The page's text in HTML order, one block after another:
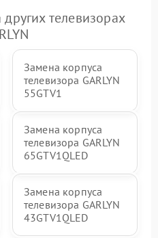
телевизорах
Замена корпуса
телевизора GARLYN
55GTV1
Замена корпуса
телевизора GARLYN
65GTV1QLED
Замена корпуса
телевизора GARLYN
43GTV1QLED